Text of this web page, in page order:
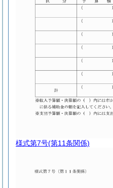
様式第7号(第11条関係)